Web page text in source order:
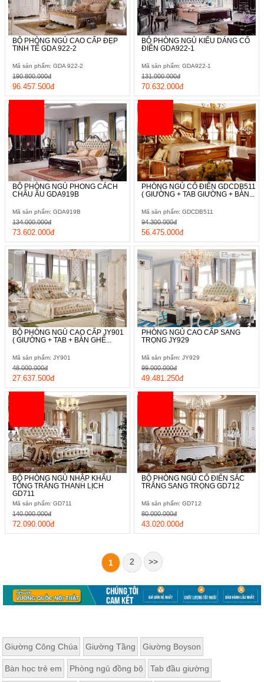
BỘ PHÒNG NGỦ CAO CẤP ĐẸP
TINH TẾ GDA 922-2
Mã sản phẩm: GDA 922-2
96.457.500đ
190.800.000đ
BỘ PHÒNG NGỦ KIỂU DÁNG CỔ
ĐIỂN GDA922-1
Mã sản phẩm: GDA922-1
70.632.000đ
131.000.000đ
BỘ PHÒNG NGỦ PHONG CÁCH
CHÂU ÂU GDA919B
Mã sản phẩm: GDA919B
73.602.000đ
134.000.000đ
PHÒNG NGỦ CỔ ĐIỂN GDCDB511
( GIƯỜNG + TAB GIƯỜNG + BÀN...
Mã sản phẩm: GDCDB511
56.475.000đ
94.300.000đ
BỘ PHÒNG NGỦ CAO CẤP JY901
( GIƯỜNG + TAB + BÀN GHẾ...
Mã sản phẩm: JY901
27.637.500đ
48.000.000đ
PHÒNG NGỦ CAO CẤP SANG
TRỌNG JY929
Mã sản phẩm: JY929
49.481.250đ
99.000.000đ
BỘ PHÒNG NGỦ NHẬP KHẨU
TÔNG TRẮNG THANH LỊCH
GD711
Mã sản phẩm: GD711
72.090.000đ
140.000.000đ
BỘ PHÒNG NGỦ CỔ ĐIỂN SẮC
TRẮNG SANG TRỌNG GD712
Mã sản phẩm: GD712
43.020.000đ
80.000.000đ
1 2 >>
Giường Công Chúa Giường Tầng Giường Boyson
Bàn học trẻ em Phòng ngủ đồng bộ Tab đầu giường